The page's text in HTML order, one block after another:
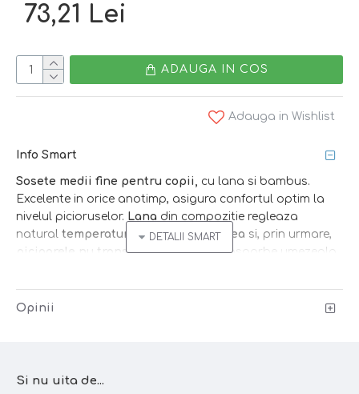
73,21 Lei
ADAUGA IN COS
Adauga in Wishlist
Info Smart
Sosete medii fine pentru copii, cu lana si bambus.
Excelente in orice anotimp, asigura confortul optim la
nivelul picioruselor. Lana din compozitie regleaza
natural temperatura locala,umiditatea si, prin urmare,
picioarele nu transpira.Bambusulabsoarbe umezeala
- potrivire optima
Opinii
Si nu uita de...